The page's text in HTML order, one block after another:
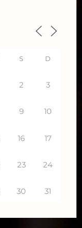
S D
2 3
9 10
16 17
23 24
30 31